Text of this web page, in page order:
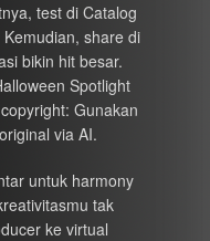
test di Catalog
share di
bikin hit besar.
Spotlight
Gunakan
via AI.
untuk harmony
tak
ke virtual